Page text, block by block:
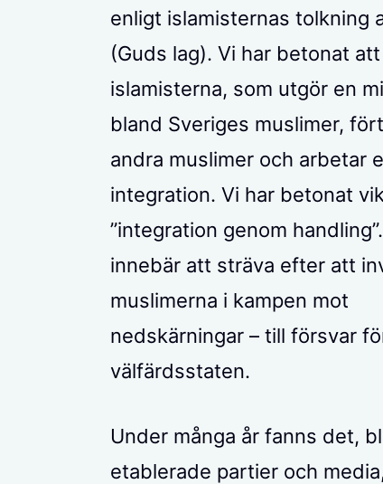
enligt islamisternas tolkning
(Guds lag). Vi har betonat att
islamisterna, som utgör en
bland Sveriges muslimer,
andra muslimer och arbetar
integration. Vi har betonat
”integration genom
innebär att sträva efter att
muslimerna i kampen mot
nedskärningar – till försvar
välfärdsstaten.
Under många år fanns det,
etablerade partier och